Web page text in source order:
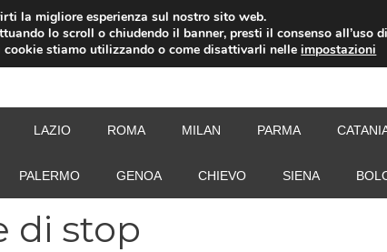
LAZIO ROMA MILAN PARMA
PALERMO GENOA CHIEVO SIENA
di stop
la migliore esperienza sul nostro sito web.
lo scroll o chiudendo il banner, presti il consenso all’uso
cookie stiamo utilizzando o come disattivarli nelleimpostazioni